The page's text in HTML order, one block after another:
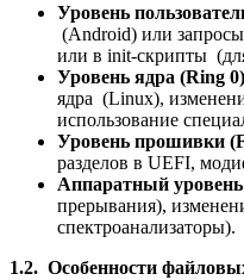
Уровень
(Android) или
или в init-скрипты
Уровень ядра (Ring 0)
ядра (Linux),
использование
Уровень прошивки
разделов в UEFI,
Аппаратный
прерывания),
спектроанализаторы).
1.2. Особенности